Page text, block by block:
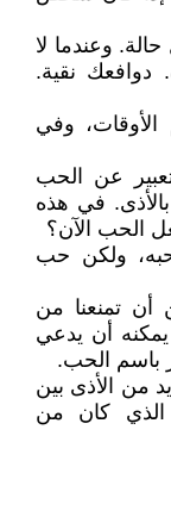
وعندما لا
نقية.
وفي
عن الحب
في هذه
الحب الآن؟
ولكن حب
أن تمنعنا من
أن يدعي
باسم الحب.
من الأذى بين
كان من